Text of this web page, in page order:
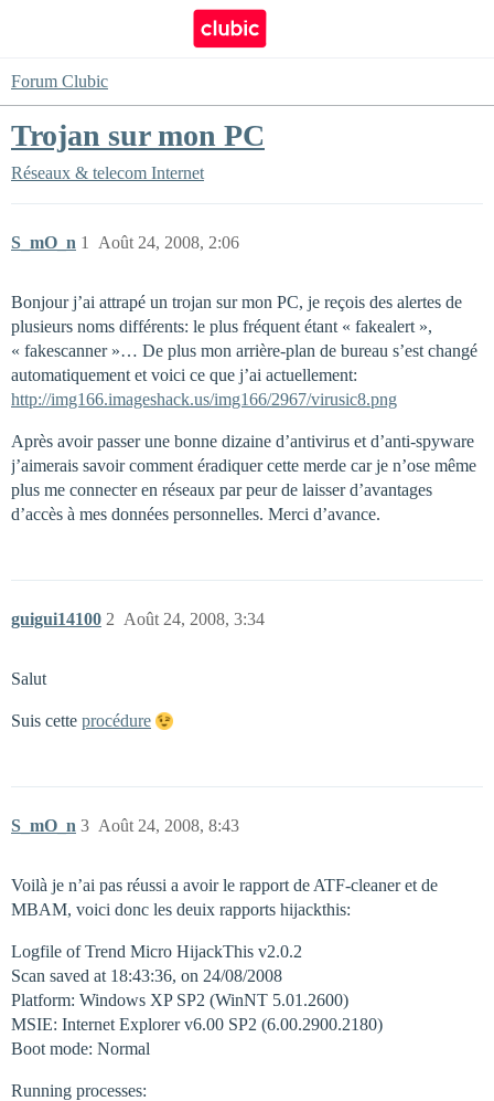
Forum Clubic
Trojan sur mon PC
Réseaux & telecom Internet
S_mO_n Août 24, 2008, 2:06
1
Bonjour j’ai attrapé un trojan sur mon PC, je reçois des alertes de
plusieurs noms différents: le plus fréquent étant « fakealert »,
« fakescanner »… De plus mon arrière-plan de bureau s’est changé
automatiquement et voici ce que j’ai actuellement:
http://img166.imageshack.us/img166/2967/virusic8.png
Après avoir passer une bonne dizaine d’antivirus et d’anti-spyware
j’aimerais savoir comment éradiquer cette merde car je n’ose même
plus me connecter en réseaux par peur de laisser d’avantages
d’accès à mes données personnelles. Merci d’avance.
guigui14100 Août 24, 2008, 3:34
2
Salut
Suis cette procédure
S_mO_n Août 24, 2008, 8:43
3
Voilà je n’ai pas réussi a avoir le rapport de ATF-cleaner et de
MBAM, voici donc les deuix rapports hijackthis:
Logfile of Trend Micro HijackThis v2.0.2
Scan saved at 18:43:36, on 24/08/2008
Platform: Windows XP SP2 (WinNT 5.01.2600)
MSIE: Internet Explorer v6.00 SP2 (6.00.2900.2180)
Boot mode: Normal
Running processes: